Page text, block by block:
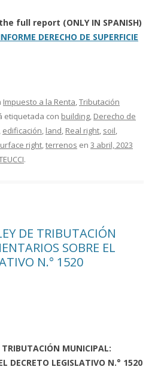
full report (ONLY IN SPANISH)
DERECHO DE SUPERFICIE
Impuesto a la Renta,Tributación
etiquetada con building, Derecho de
, edificación, land, Real right, soil,
right,terrenos en 3 abril, 2023
.
DE TRIBUTACIÓN
SOBRE EL
N.° 1520
MUNICIPAL:
DECRETO LEGISLATIVO N.° 1520